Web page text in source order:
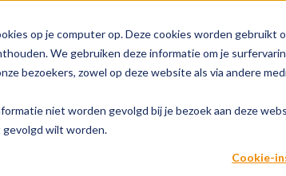
op je computer op. Deze cookies worden gebruikt
We gebruiken deze informatie om je
bezoekers, zowel op deze website als via andere
niet worden gevolgd bij je bezoek aan deze
wilt worden.
Cookie-
Actie Doelstellingen